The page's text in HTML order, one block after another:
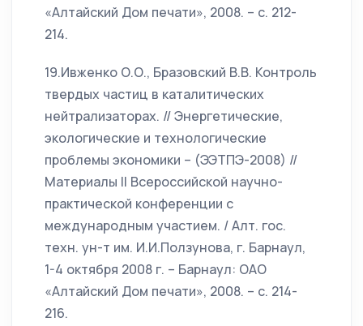
«Алтайский Дом печати», 2008. – с. 212-
214.
19.Ивженко О.О., Бразовский В.В. Контроль
твердых частиц в каталитических
нейтрализаторах. // Энергетические,
экологические и технологические
проблемы экономики – (ЭЭТПЭ-2008) //
Материалы II Всероссийской научно-
практической конференции с
международным участием. / Алт. гос.
техн. ун-т им. И.И.Ползунова, г. Барнаул,
1-4 октября 2008 г. – Барнаул: ОАО
«Алтайский Дом печати», 2008. – с. 214-
216.